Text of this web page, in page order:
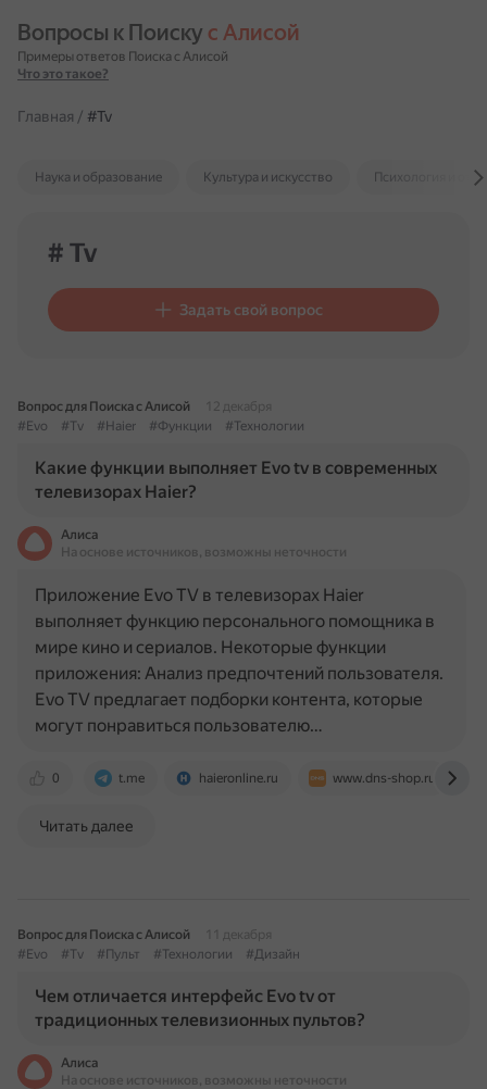
Вопросы к Поиску с Алисой
Примеры ответов Поиска с Алисой
Что это такое?
Главная / #Tv
Наука и образование Культура и искусство Психология и
# Tv
Задать свой вопрос
Вопрос для Поиска с Алисой
12 декабря
#Evo
#Tv #Haier #Функции #Технологии
Какие функции выполняет Evo tv в современных
телевизорах Haier?
Алиса
На основе источников, возможны неточности
0 t.me haieronline.ru www.dns-shop.ru
Приложение Evo TV в телевизорах Haier
выполняет функцию персонального помощника в
мире кино и сериалов. Некоторые функции
приложения: Анализ предпочтений пользователя.
Evo TV предлагает подборки контента, которые
могут понравиться пользователю…
Читать далее
Вопрос для Поиска с Алисой
11 декабря
#Evo
#Tv #Пульт #Технологии #Дизайн
Чем отличается интерфейс Evo tv от
традиционных телевизионных пультов?
Алиса
На основе источников, возможны неточности